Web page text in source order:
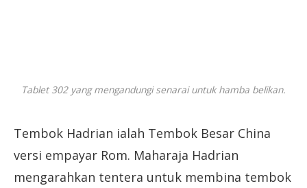
Tablet 302 yang mengandungi senarai untuk hamba belikan.
Tembok Hadrian ialah Tembok Besar China
versi empayar Rom. Maharaja Hadrian
mengarahkan tentera untuk membina tembok